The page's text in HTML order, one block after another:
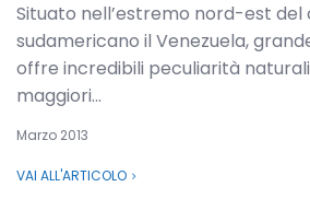
Situato nell’estremo nord-est
sudamericano il Venezuela,
offre incredibili peculiarità
maggiori...
Marzo 2013
VAI ALL'ARTICOLO